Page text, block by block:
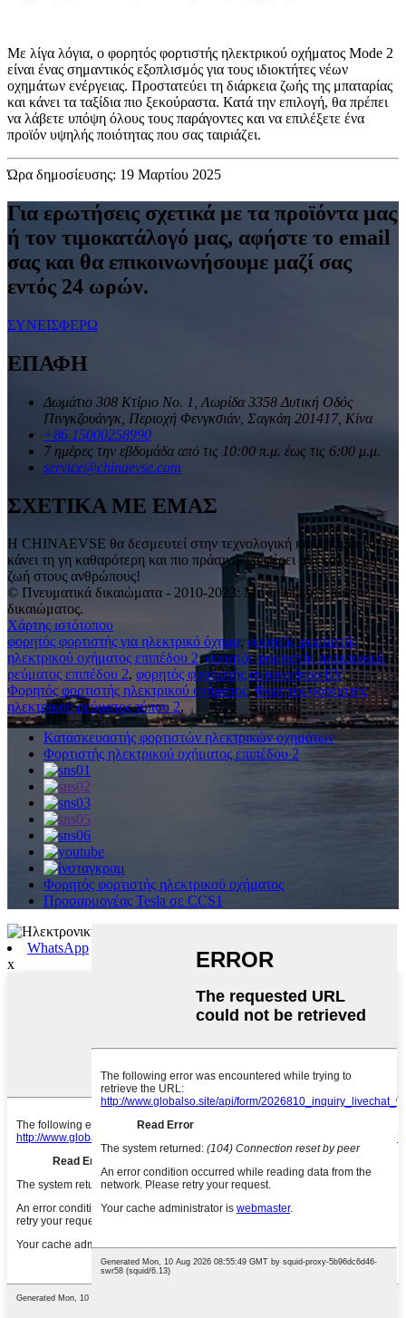
Με λίγα λόγια, ο φορητός φορτιστής ηλεκτρικού οχήματος Mode 2
είναι ένας σημαντικός εξοπλισμός για τους ιδιοκτήτες νέων
οχημάτων ενέργειας. Προστατεύει τη διάρκεια ζωής της μπαταρίας
και κάνει τα ταξίδια πιο ξεκούραστα. Κατά την επιλογή, θα πρέπει
να λάβετε υπόψη όλους τους παράγοντες και να επιλέξετε ένα
προϊόν υψηλής ποιότητας που σας ταιριάζει.
Ώρα δημοσίευσης: 19 Μαρτίου 2025
Για ερωτήσεις σχετικά με τα προϊόντα μας
ή τον τιμοκατάλογό μας, αφήστε το email
σας και θα επικοινωνήσουμε μαζί σας
εντός 24 ωρών.
ΣΥΝΕΙΣΦΕΡΩ
ΕΠΑΦΗ
Δωμάτιο 308 Κτίριο Νο. 1, Λωρίδα 3358 Δυτική Οδός
Πινγκζουάνγκ, Περιοχή Φενγκσιάν, Σαγκάη 201417, Κίνα
+86 15000258990
7 ημέρες την εβδομάδα από τις 10:00 π.μ. έως τις 6:00 μ.μ.
service@chinaevse.com
ΣΧΕΤΙΚΑ ΜΕ ΕΜΑΣ
Η CHINAEVSE θα δεσμευτεί στην τεχνολογική καινοτομία για να
κάνει τη γη καθαρότερη και πιο πράσινη, να φέρει μια καλύτερη
ζωή στους ανθρώπους!
© Πνευματικά δικαιώματα - 2010-2023: Με επιφύλαξη παντός
δικαιώματος.
Χάρτης ιστότοπου
φορητός φορτιστής για ηλεκτρικό όχημα, φορητός φορτιστής
ηλεκτρικού οχήματος επιπέδου 2,φορητός φορτιστής ηλεκτρικού
ρεύματος επιπέδου 2, φορητός φορτιστής αυτοκινήτου EV,
Φορητός φορτιστής ηλεκτρικού οχήματος,Φορητός φορτιστής
ηλεκτρικού ρεύματος τύπου 2,
Κατασκευαστής φορτιστών ηλεκτρικών οχημάτων
Φορτιστής ηλεκτρικού οχήματος επιπέδου 2
Φορητός φορτιστής ηλεκτρικού οχήματος
Προσαρμογέας Tesla σε CCS1
WhatsApp
x